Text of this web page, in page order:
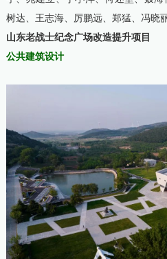
树达、王志海、厉鹏远、郑猛、冯晓
山东老战士纪念广场改造提升项目
公共建筑设计